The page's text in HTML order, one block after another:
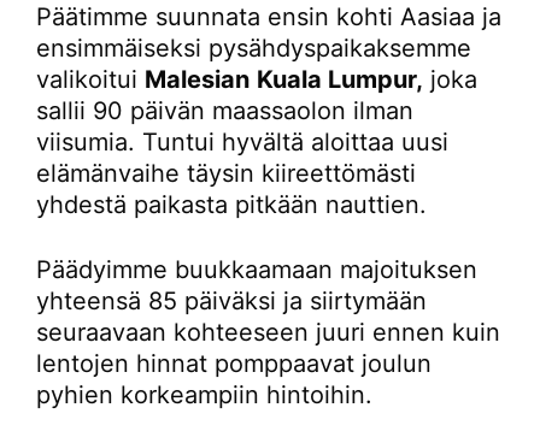
Päätimme suunnata ensin kohti Aasiaa ja
ensimmäiseksi pysähdyspaikaksemme
valikoitui Malesian Kuala Lumpur, joka
sallii 90 päivän maassaolon ilman
viisumia. Tuntui hyvältä aloittaa uusi
elämänvaihe täysin kiireettömästi
yhdestä paikasta pitkään nauttien.
Päädyimme buukkaamaan majoituksen
yhteensä 85 päiväksi ja siirtymään
seuraavaan kohteeseen juuri ennen kuin
lentojen hinnat pomppaavat joulun
pyhien korkeampiin hintoihin.